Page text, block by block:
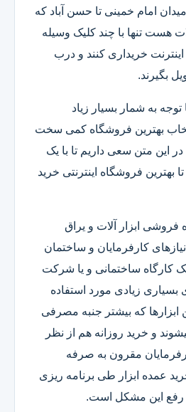
امام خمینی تا حسن آباد که
هست تنها با چند کلیک وسیله
خریداری کنند و درب
بگیرند.
توجه به شمار بسیار زیاد
بهترین فروشگاه کمی سخت
این متن سعی داریم تا با یک
بهترین فروشگاه اینترنتی خرید
ابزار آلات و یراق
کارفرمایان و ساختمان
کارگاه ساختمانی و یا شرکت
بسیاری زیادی مورد استفاده
ابزارها که بیشتر جنبه مصرفی
و خرید روزانه هم از نظر
مقرون به صرفه
عمده ابزار طی برنامه ریزی
رفع این مشکل است.